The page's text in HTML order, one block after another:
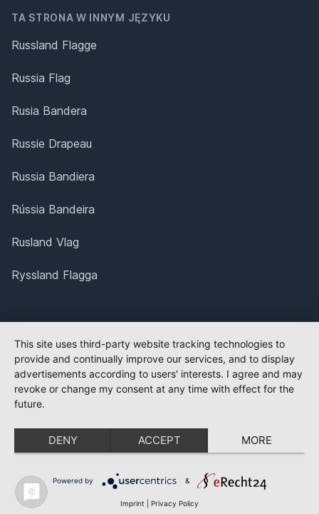
TA STRONA W INNYM JĘZYKU
Russland Flagge
Russia Flag
Rusia Bandera
Russie Drapeau
Russia Bandiera
Rússia Bandeira
Rusland Vlag
Ryssland Flagga
This site uses third-party website tracking technologies to
provide and continually improve our services, and to display
advertisements according to users' interests. I agree and may
revoke or change my consent at any time with effect for the
future.
DENY ACCEPT MORE
Powered by &
Imprint Privacy Policy